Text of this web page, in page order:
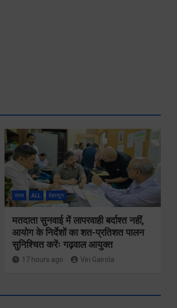
राज्य ALL देहरादून
मतदाता सुनवाई में लापरवाही बर्दाश्त नहीं,
आयोग के निर्देशों का शत-प्रतिशत पालन
सुनिश्चित करेंः गढ़वाल आयुक्त
17 hours ago Viri Gairola